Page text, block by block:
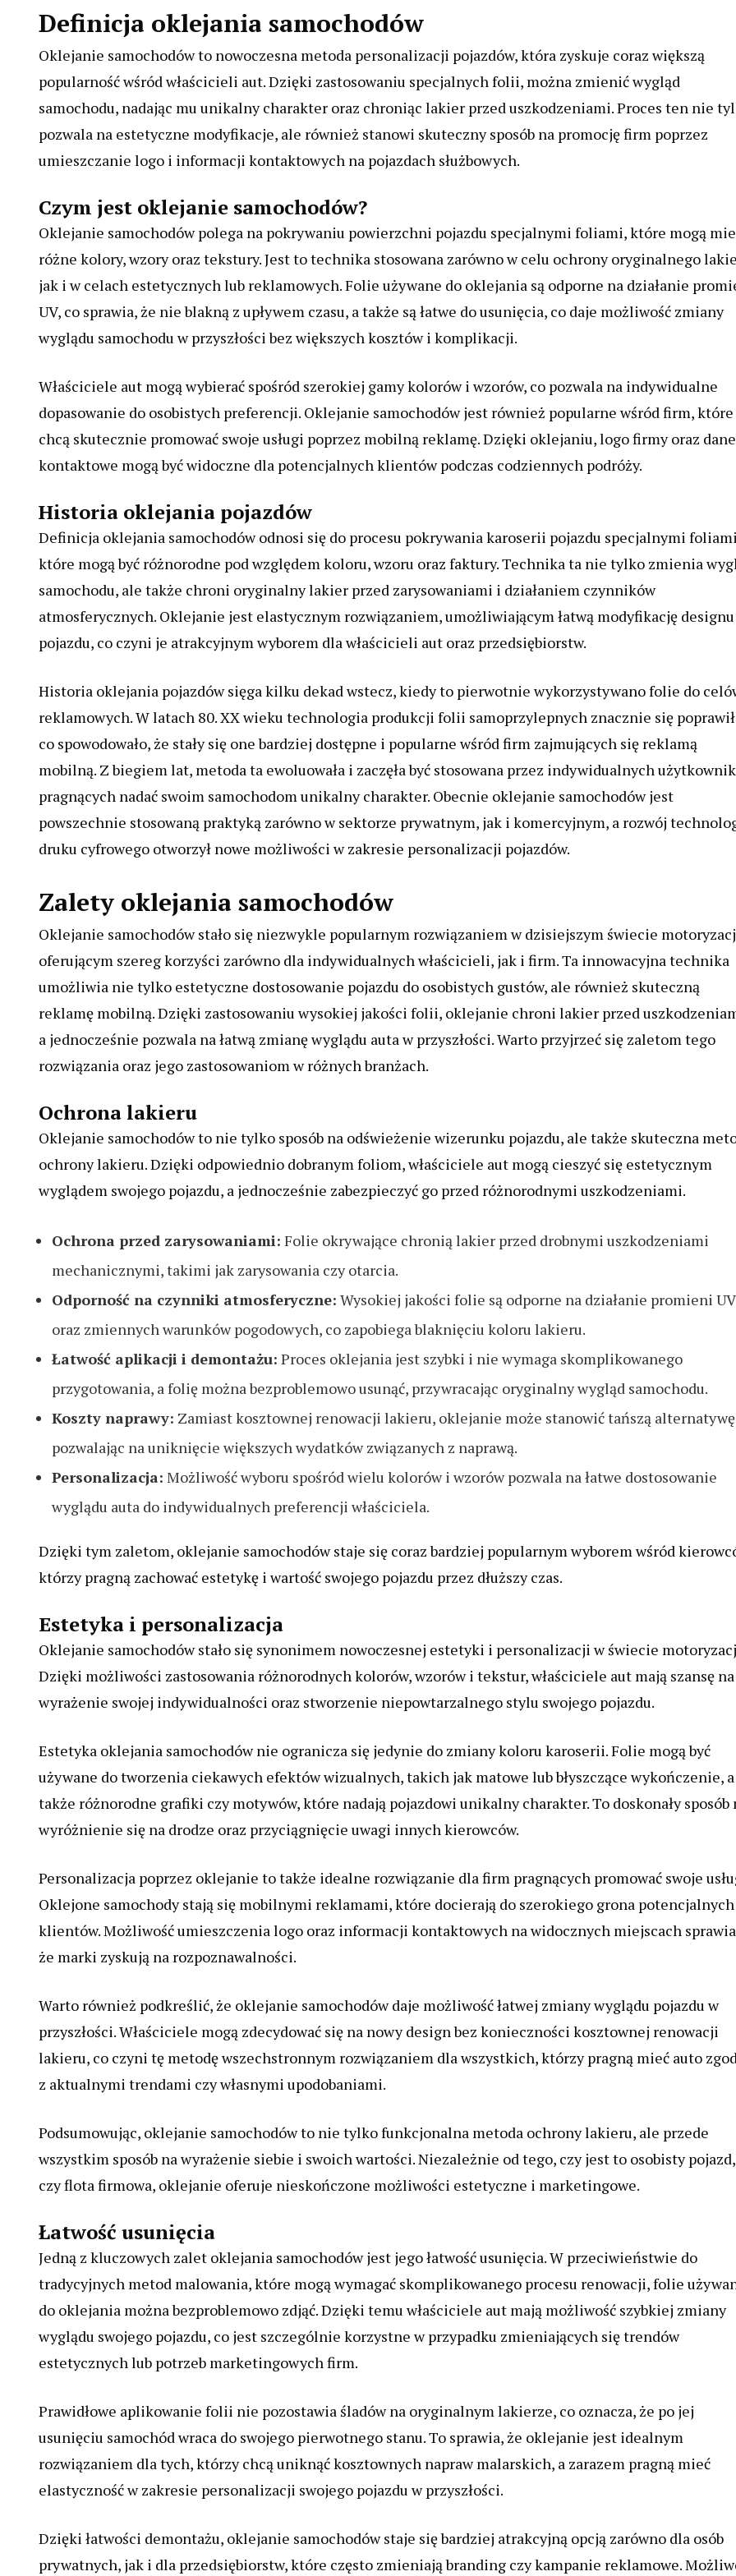
Definicja oklejania samochodów
Oklejanie samochodów to nowoczesna metoda personalizacji pojazdów, która zyskuje coraz większą
popularność wśród właścicieli aut. Dzięki zastosowaniu specjalnych folii, można zmienić wygląd
samochodu, nadając mu unikalny charakter oraz chroniąc lakier przed uszkodzeniami. Proces ten nie
pozwala na estetyczne modyfikacje, ale również stanowi skuteczny sposób na promocję firm poprzez
umieszczanie logo i informacji kontaktowych na pojazdach służbowych.
Czym jest oklejanie samochodów?
Oklejanie samochodów polega na pokrywaniu powierzchni pojazdu specjalnymi foliami, które mogą
różne kolory, wzory oraz tekstury. Jest to technika stosowana zarówno w celu ochrony oryginalnego
jak i w celach estetycznych lub reklamowych. Folie używane do oklejania są odporne na działanie
UV, co sprawia, że nie blakną z upływem czasu, a także są łatwe do usunięcia, co daje możliwość zmiany
wyglądu samochodu w przyszłości bez większych kosztów i komplikacji.
Właściciele aut mogą wybierać spośród szerokiej gamy kolorów i wzorów, co pozwala na indywidualne
dopasowanie do osobistych preferencji. Oklejanie samochodów jest również popularne wśród firm, które
chcą skutecznie promować swoje usługi poprzez mobilną reklamę. Dzięki oklejaniu, logo firmy oraz dane
kontaktowe mogą być widoczne dla potencjalnych klientów podczas codziennych podróży.
Historia oklejania pojazdów
Definicja oklejania samochodów odnosi się do procesu pokrywania karoserii pojazdu specjalnymi
które mogą być różnorodne pod względem koloru, wzoru oraz faktury. Technika ta nie tylko zmienia
samochodu, ale także chroni oryginalny lakier przed zarysowaniami i działaniem czynników
atmosferycznych. Oklejanie jest elastycznym rozwiązaniem, umożliwiającym łatwą modyfikację designu
pojazdu, co czyni je atrakcyjnym wyborem dla właścicieli aut oraz przedsiębiorstw.
Historia oklejania pojazdów sięga kilku dekad wstecz, kiedy to pierwotnie wykorzystywano folie do
reklamowych. W latach 80. XX wieku technologia produkcji folii samoprzylepnych znacznie się
co spowodowało, że stały się one bardziej dostępne i popularne wśród firm zajmujących się reklamą
mobilną. Z biegiem lat, metoda ta ewoluowała i zaczęła być stosowana przez indywidualnych
pragnących nadać swoim samochodom unikalny charakter. Obecnie oklejanie samochodów jest
powszechnie stosowaną praktyką zarówno w sektorze prywatnym, jak i komercyjnym, a rozwój
druku cyfrowego otworzył nowe możliwości w zakresie personalizacji pojazdów.
Zalety oklejania samochodów
Oklejanie samochodów stało się niezwykle popularnym rozwiązaniem w dzisiejszym świecie
oferującym szereg korzyści zarówno dla indywidualnych właścicieli, jak i firm. Ta innowacyjna technika
umożliwia nie tylko estetyczne dostosowanie pojazdu do osobistych gustów, ale również skuteczną
reklamę mobilną. Dzięki zastosowaniu wysokiej jakości folii, oklejanie chroni lakier przed
a jednocześnie pozwala na łatwą zmianę wyglądu auta w przyszłości. Warto przyjrzeć się zaletom tego
rozwiązania oraz jego zastosowaniom w różnych branżach.
Ochrona lakieru
Oklejanie samochodów to nie tylko sposób na odświeżenie wizerunku pojazdu, ale także skuteczna
ochrony lakieru. Dzięki odpowiednio dobranym foliom, właściciele aut mogą cieszyć się estetycznym
wyglądem swojego pojazdu, a jednocześnie zabezpieczyć go przed różnorodnymi uszkodzeniami.
Ochrona przed zarysowaniami: Folie okrywające chronią lakier przed drobnymi uszkodzeniami
mechanicznymi, takimi jak zarysowania czy otarcia.
Odporność na czynniki atmosferyczne: Wysokiej jakości folie są odporne na działanie promieni UV
oraz zmiennych warunków pogodowych, co zapobiega blaknięciu koloru lakieru.
Łatwość aplikacji i demontażu: Proces oklejania jest szybki i nie wymaga skomplikowanego
przygotowania, a folię można bezproblemowo usunąć, przywracając oryginalny wygląd samochodu.
Koszty naprawy: Zamiast kosztownej renowacji lakieru, oklejanie może stanowić tańszą
pozwalając na uniknięcie większych wydatków związanych z naprawą.
Personalizacja: Możliwość wyboru spośród wielu kolorów i wzorów pozwala na łatwe dostosowanie
wyglądu auta do indywidualnych preferencji właściciela.
Dzięki tym zaletom, oklejanie samochodów staje się coraz bardziej popularnym wyborem wśród
którzy pragną zachować estetykę i wartość swojego pojazdu przez dłuższy czas.
Estetyka i personalizacja
Oklejanie samochodów stało się synonimem nowoczesnej estetyki i personalizacji w świecie
Dzięki możliwości zastosowania różnorodnych kolorów, wzorów i tekstur, właściciele aut mają szansę na
wyrażenie swojej indywidualności oraz stworzenie niepowtarzalnego stylu swojego pojazdu.
Estetyka oklejania samochodów nie ogranicza się jedynie do zmiany koloru karoserii. Folie mogą być
używane do tworzenia ciekawych efektów wizualnych, takich jak matowe lub błyszczące wykończenie, a
także różnorodne grafiki czy motywów, które nadają pojazdowi unikalny charakter. To doskonały sposób
wyróżnienie się na drodze oraz przyciągnięcie uwagi innych kierowców.
Personalizacja poprzez oklejanie to także idealne rozwiązanie dla firm pragnących promować swoje
Oklejone samochody stają się mobilnymi reklamami, które docierają do szerokiego grona potencjalnych
klientów. Możliwość umieszczenia logo oraz informacji kontaktowych na widocznych miejscach
że marki zyskują na rozpoznawalności.
Warto również podkreślić, że oklejanie samochodów daje możliwość łatwej zmiany wyglądu pojazdu w
przyszłości. Właściciele mogą zdecydować się na nowy design bez konieczności kosztownej renowacji
lakieru, co czyni tę metodę wszechstronnym rozwiązaniem dla wszystkich, którzy pragną mieć auto
z aktualnymi trendami czy własnymi upodobaniami.
Podsumowując, oklejanie samochodów to nie tylko funkcjonalna metoda ochrony lakieru, ale przede
wszystkim sposób na wyrażenie siebie i swoich wartości. Niezależnie od tego, czy jest to osobisty pojazd,
czy flota firmowa, oklejanie oferuje nieskończone możliwości estetyczne i marketingowe.
Łatwość usunięcia
Jedną z kluczowych zalet oklejania samochodów jest jego łatwość usunięcia. W przeciwieństwie do
tradycyjnych metod malowania, które mogą wymagać skomplikowanego procesu renowacji, folie
do oklejania można bezproblemowo zdjąć. Dzięki temu właściciele aut mają możliwość szybkiej zmiany
wyglądu swojego pojazdu, co jest szczególnie korzystne w przypadku zmieniających się trendów
estetycznych lub potrzeb marketingowych firm.
Prawidłowe aplikowanie folii nie pozostawia śladów na oryginalnym lakierze, co oznacza, że po jej
usunięciu samochód wraca do swojego pierwotnego stanu. To sprawia, że oklejanie jest idealnym
rozwiązaniem dla tych, którzy chcą uniknąć kosztownych napraw malarskich, a zarazem pragną mieć
elastyczność w zakresie personalizacji swojego pojazdu w przyszłości.
Dzięki łatwości demontażu, oklejanie samochodów staje się bardziej atrakcyjną opcją zarówno dla osób
prywatnych, jak i dla przedsiębiorstw, które często zmieniają branding czy kampanie reklamowe.